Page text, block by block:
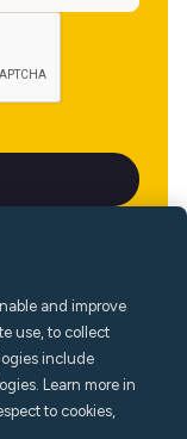
and improve
use, to collect
include
Learn more in
to cookies,